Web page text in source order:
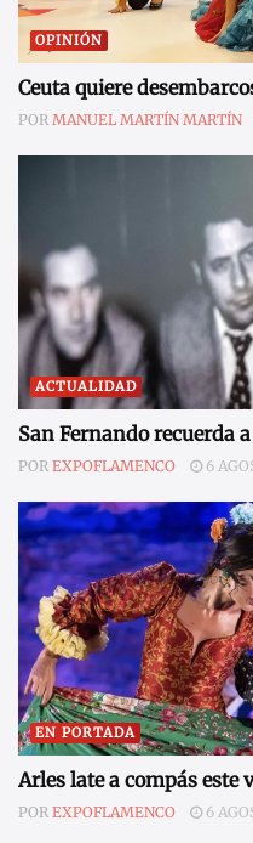
OPINIÓN
Ceuta quiere
POR MANUEL MARTÍN MARTÍN
ACTUALIDAD
San Fernando recuerda
POR EXPOFLAMENCO 6
EN PORTADA
Arles late a compás este
POR EXPOFLAMENCO 6